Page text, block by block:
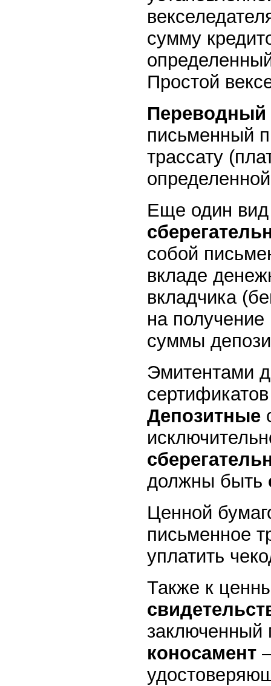
сумму
Простой
Переводный
письменный
трассату
Еще один
собой
вкладе
вкладчика
на получение
суммы
Эмитентами
Депозитные
должны быть
Ценной
письменное
уплатить
Также к
заключенный
коносамент